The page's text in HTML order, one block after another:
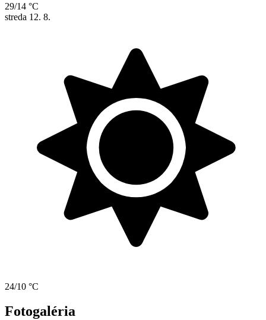
29/14 °C
streda 12. 8.
24/10 °C
Fotogaléria